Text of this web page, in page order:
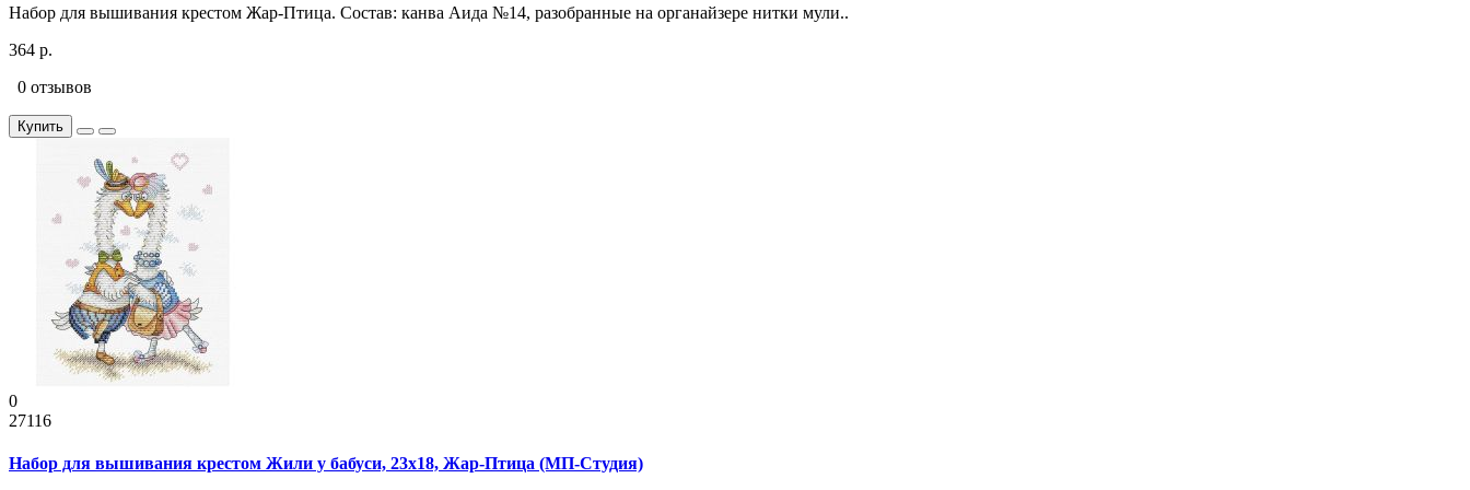
Набор для вышивания крестом Жар-Птица. Состав: канва Аида №14, разобранные на органайзере нитки мули..
364 р.
0 отзывов
Купить
0
27116
Набор для вышивания крестом Жили у бабуси, 23x18, Жар-Птица (МП-Студия)